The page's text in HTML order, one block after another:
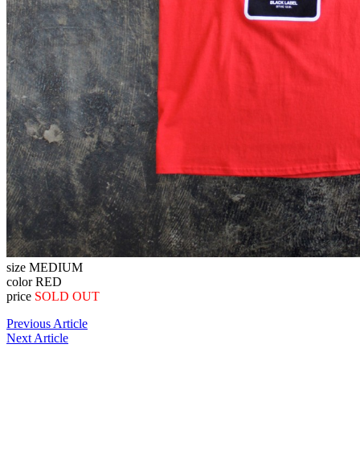
size MEDIUM
color RED
price SOLD OUT
Previous Article
Next Article